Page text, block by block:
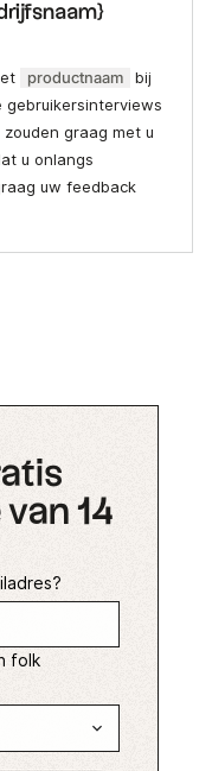
productnaam
bij
gebruikersinterviews
graag met u
u onlangs
uw feedback
14
folk